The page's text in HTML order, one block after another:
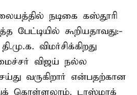
நடிகை கஸ்தூரி
பேட்டியில் கூறியதாவது:-
விமர்சிக்கிறது
விஜய் நல்ல
வருகிறார் என்பதற்கான
கொள்ளலாம். டாஸ்மாக்